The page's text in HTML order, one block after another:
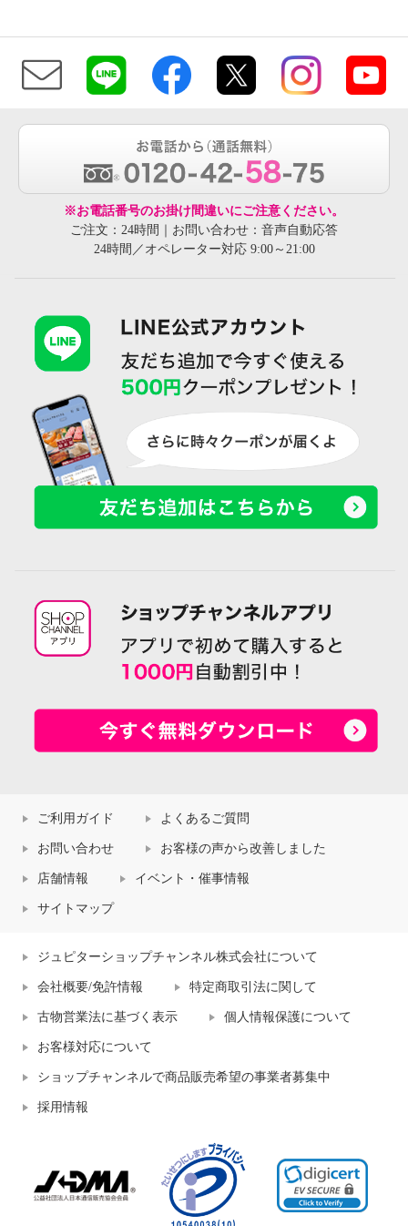
※お電話番号のお掛け間違いにご注意ください。
ご注文：24時間｜お問い合わせ：音声自動応答
24時間／オペレーター対応 9:00～21:00
ご利用ガイド よくあるご質問
お問い合わせ お客様の声から改善しました
店舗情報 イベント・催事情報
サイトマップ
ジュピターショップチャンネル株式会社について
会社概要/免許情報 特定商取引法に関して
古物営業法に基づく表示 個人情報保護について
お客様対応について
ショップチャンネルで商品販売希望の事業者募集中
採用情報